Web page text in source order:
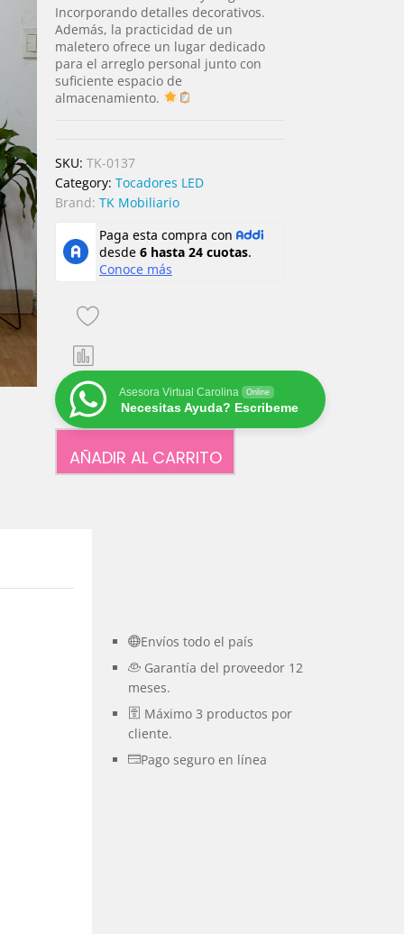
Incorporando detalles decorativos.
Además, la practicidad de un
maletero ofrece un lugar dedicado
para el arreglo personal junto con
suficiente espacio de
almacenamiento.
SKU: TK-0137
Category: Tocadores LED
Brand: TK Mobiliario
AÑADIR AL CARRITO
Asesora Virtual Carolina Online
Necesitas Ayuda? Escribeme
Envíos todo el país
Garantía del proveedor 12
meses.
Máximo 3 productos por
cliente.
Pago seguro en línea